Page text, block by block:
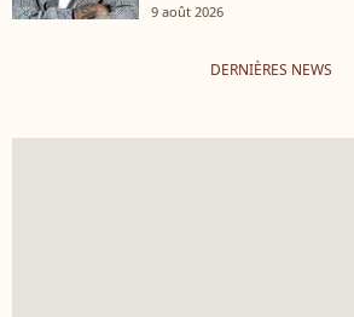
9 août 2026
DERNIÈRES NEWS